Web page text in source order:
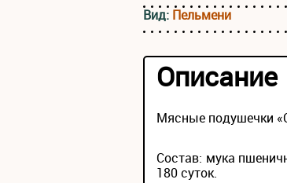
Вид: Пельмени
Описание
Мясные подушечки
Состав: мука
180 суток.